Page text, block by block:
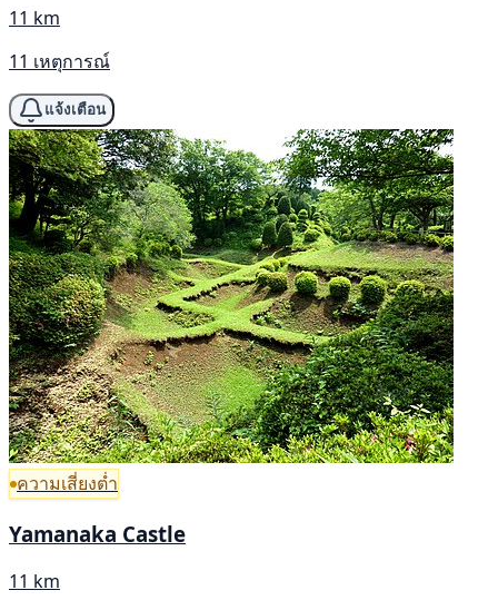
11 km
11 เหตุการณ์
แจ้งเตือน
ความเสี่ยงต่ำ
Yamanaka Castle
11 km